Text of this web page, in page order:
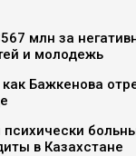
млн за
и молодежь
Бажкенова
в Казахстане